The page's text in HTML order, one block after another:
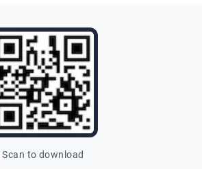
Scan to download